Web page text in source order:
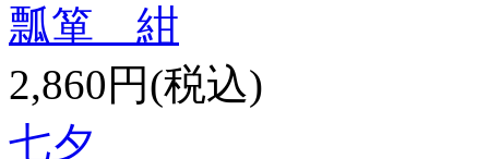
瓢箪 紺
2,860円(税込)
七夕